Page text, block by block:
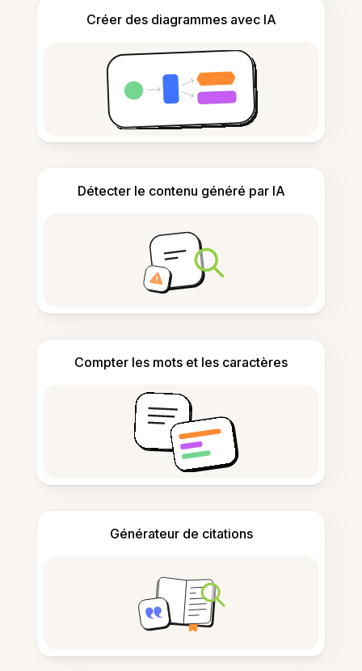
Créer des diagrammes avec IA
Détecter le contenu généré par IA
Compter les mots et les caractères
Générateur de citations